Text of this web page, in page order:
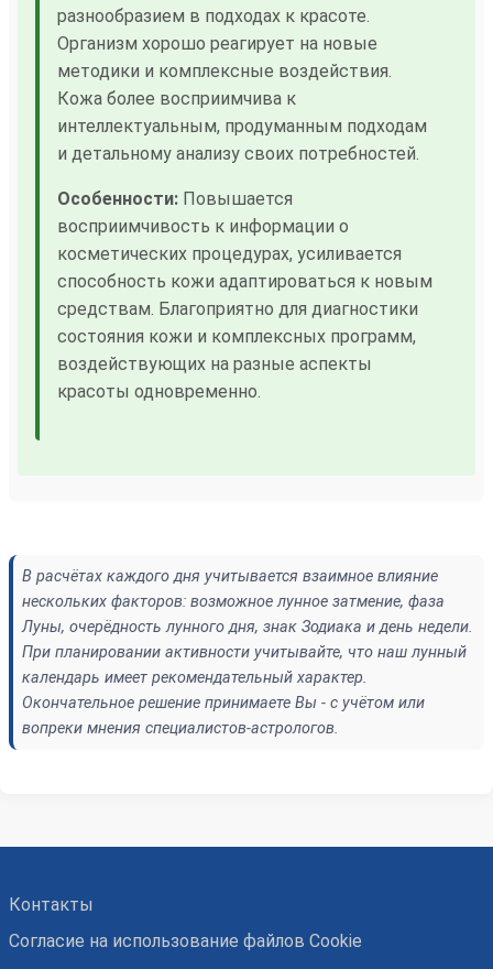
разнообразием в подходах к красоте.
Организм хорошо реагирует на новые
методики и комплексные воздействия.
Кожа более восприимчива к
интеллектуальным, продуманным подходам
и детальному анализу своих потребностей.
Особенности: Повышается
восприимчивость к информации о
косметических процедурах, усиливается
способность кожи адаптироваться к новым
средствам. Благоприятно для диагностики
состояния кожи и комплексных программ,
воздействующих на разные аспекты
красоты одновременно.
В расчётах каждого дня учитывается взаимное влияние
нескольких факторов: возможное лунное затмение, фаза
Луны, очерёдность лунного дня, знак Зодиака и день недели.
При планировании активности учитывайте, что наш лунный
календарь имеет рекомендательный характер.
Окончательное решение принимаете Вы - с учётом или
вопреки мнения специалистов-астрологов.
Контакты
Согласие на использование файлов Cookie